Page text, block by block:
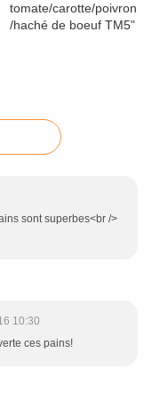
sont superbes<br />
10:30
ces pains!